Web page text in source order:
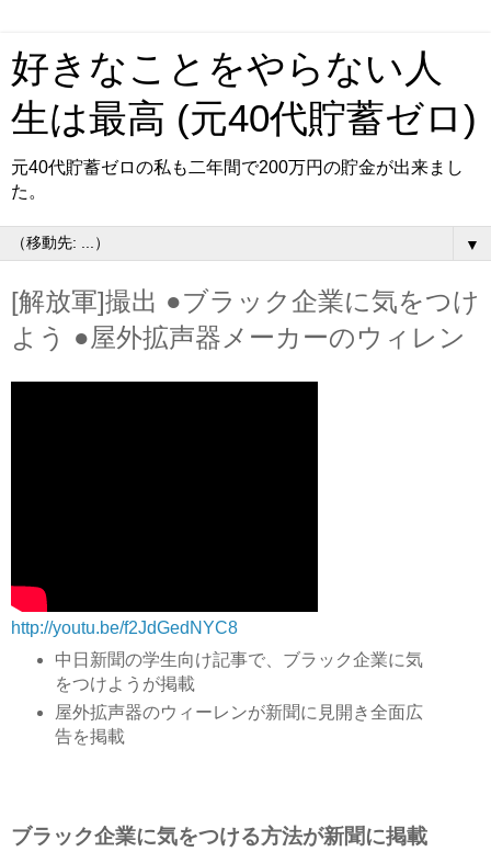
好きなことをやらない人
生は最高 (元40代貯蓄ゼロ)
元40代貯蓄ゼロの私も二年間で200万円の貯金が出来まし
た。
▼
[解放軍]撮出 ●ブラック企業に気をつけ
よう ●屋外拡声器メーカーのウィレン
http://youtu.be/f2JdGedNYC8
中日新聞の学生向け記事で、ブラック企業に気
をつけようが掲載
屋外拡声器のウィーレンが新聞に見開き全面広
告を掲載
ブラック企業に気をつける方法が新聞に掲載